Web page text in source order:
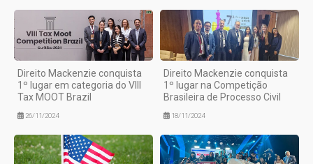
Direito Mackenzie conquista
1º lugar em categoria do VIII
Tax MOOT Brazil
26/11/2024
Direito Mackenzie conquista
1º lugar na Competição
Brasileira de Processo Civil
18/11/2024